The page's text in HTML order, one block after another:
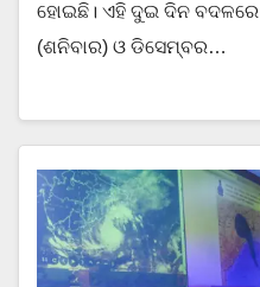
ହୋଇଛି। ଏହି ଦୁଇ ଦିନ
(ଶନିବାର) ଓ ଡିସେମ୍ବର…